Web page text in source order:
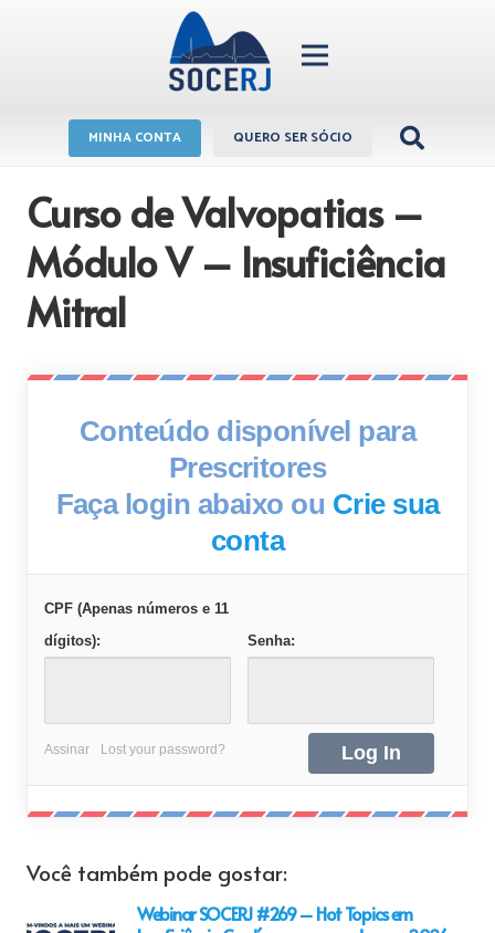
MINHA CONTA QUERO SER SÓCIO
Curso de Valvopatias –
Módulo V – Insuficiência
Mitral
Conteúdo disponível para
Prescritores
Faça login abaixo ou Crie sua
conta
CPF (Apenas números e 11
dígitos):
Senha:
Assinar Lost your password?
Você também pode gostar:
Webinar SOCERJ #269 – Hot Topics em